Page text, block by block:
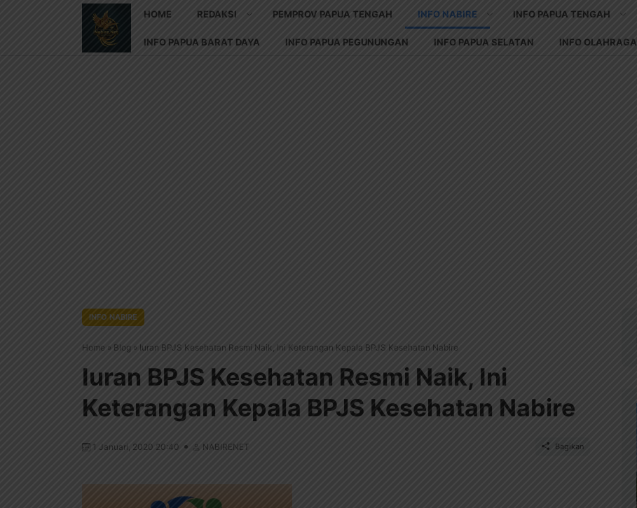
HOME REDAKSI PEMPROV PAPUA TENGAH INFO NABIRE INFO PAPUA TENGAH
INFO PAPUA BARAT DAYA INFO PAPUA PEGUNUNGAN INFO PAPUA SELATAN INFO OLAHRAGA
INFO NABIRE
Home » Blog » Iuran BPJS Kesehatan Resmi Naik, Ini Keterangan Kepala BPJS Kesehatan Nabire
Iuran BPJS Kesehatan Resmi Naik, Ini
Keterangan Kepala BPJS Kesehatan Nabire
1 Januari, 2020 20:40 NABIRENET Bagikan